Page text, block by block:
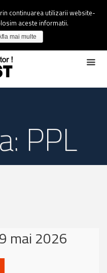
PPL
mai 2026
continuarea utilizarii website-
aceste informatii.
mai multe